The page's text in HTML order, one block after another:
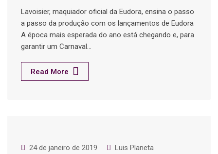
Lavoisier, maquiador oficial da Eudora, ensina o passo
a passo da produção com os lançamentos de Eudora
A época mais esperada do ano está chegando e, para
garantir um Carnaval…
Read More
24 de janeiro de 2019 Luis Planeta